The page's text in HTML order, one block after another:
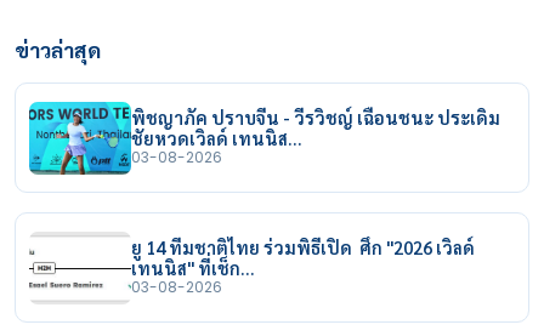
ข่าวล่าสุด
พิชญาภัค ปราบจีน - วีรวิชญ์ เฉือนชนะ ประเดิม
ชัยหวดเวิลด์ เทนนิส…
03-08-2026
ยู 14 ทีมชาติไทย ร่วมพิธีเปิด ศึก "2026 เวิลด์
เทนนิส" ที่เช็ก…
03-08-2026